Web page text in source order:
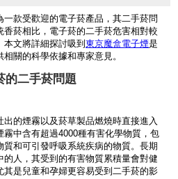
一款受歡迎的電子菸產品，其二手菸問
香菸相比，電子菸的二手菸危害相對較
本文將詳細探討吸到東京魔盒電子煙是
關的科學依據和專家意見。
的二手菸問題
出的煙霧以及菸草製品燃燒時直接進入
霧中含有超過4000種有害化學物質，包
質和可引發呼吸系統疾病的物質。長期
的人，其受到的有害物質累積量會對健
其是兒童和孕婦更容易受到二手菸的影